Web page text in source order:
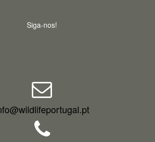
Siga-nos!